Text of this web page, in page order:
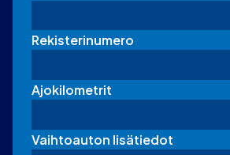
Rekisterinumero
Ajokilometrit
Vaihtoauton lisätiedot